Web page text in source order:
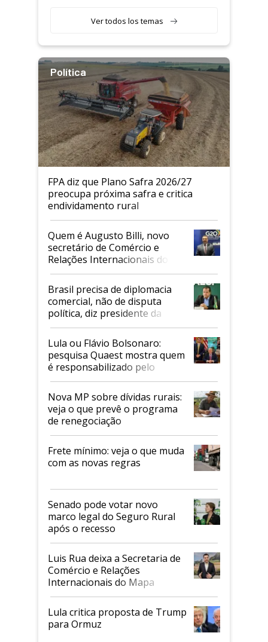
Ver todos los temas
Política
FPA diz que Plano Safra 2026/27
preocupa próxima safra e critica
endividamento rural
Quem é Augusto Billi, novo
secretário de Comércio e
Relações Internacionais do
Mapa
Brasil precisa de diplomacia
comercial, não de disputa
política, diz presidente da
Faesp
Lula ou Flávio Bolsonaro:
pesquisa Quaest mostra quem
é responsabilizado pelo
tarifaço dos EUA
Nova MP sobre dívidas rurais:
veja o que prevê o programa
de renegociação
Frete mínimo: veja o que muda
com as novas regras
Senado pode votar novo
marco legal do Seguro Rural
após o recesso
Luis Rua deixa a Secretaria de
Comércio e Relações
Internacionais do Mapa
Lula critica proposta de Trump
para Ormuz